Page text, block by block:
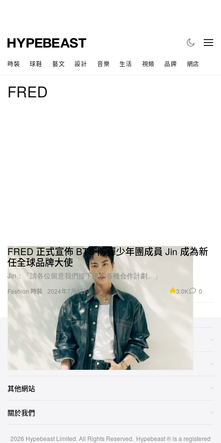
時裝 球鞋 藝文 設計 音樂 生活 視頻 品牌 網店
FRED
Fashion 時裝
FRED 正式宣佈 BTS 防彈少年團成員 Jin 成為新
任全球品牌大使
Jin：「請各位留意我們接下來的各種合作計劃。」
2024年7月9日 3.0K 0
網店
其他網站
關於我們
2026 Hypebeast Limited. All Rights Reserved. Hypebeast ® is a registered